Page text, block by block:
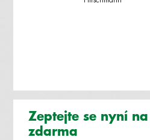
Zeptejte se nyní
zdarma